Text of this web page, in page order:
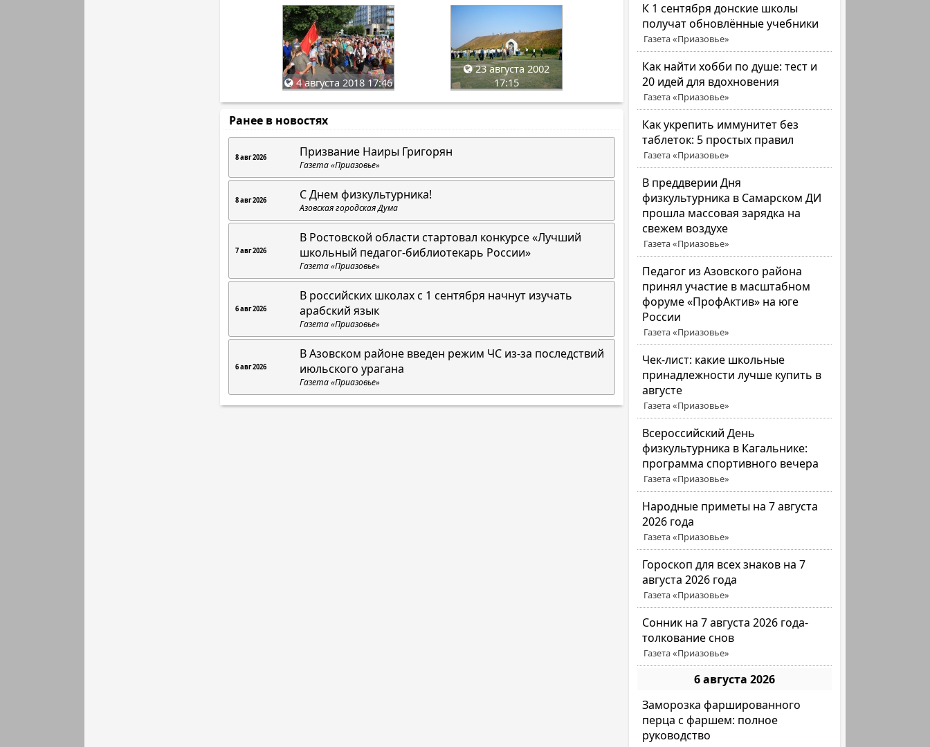
К 1 сентября донские школы
получат обновлённые учебники
Газета «Приазовье»
Как найти хобби по душе: тест и
20 идей для вдохновения
Газета «Приазовье»
Как укрепить иммунитет без
таблеток: 5 простых правил
Газета «Приазовье»
В преддверии Дня
физкультурника в Самарском ДИ
прошла массовая зарядка на
свежем воздухе
Газета «Приазовье»
Педагог из Азовского района
принял участие в масштабном
форуме «ПрофАктив» на юге
России
Газета «Приазовье»
Чек-лист: какие школьные
принадлежности лучше купить в
августе
Газета «Приазовье»
Всероссийский День
физкультурника в Кагальнике:
программа спортивного вечера
Газета «Приазовье»
Народные приметы на 7 августа
2026 года
Газета «Приазовье»
Гороскоп для всех знаков на 7
августа 2026 года
Газета «Приазовье»
Сонник на 7 августа 2026 года-
толкование снов
Газета «Приазовье»
6 августа 2026
Заморозка фаршированного
перца с фаршем: полное
руководство
4 августа 2018 17:46
23 августа 2002
17:15
Ранее в новостях
8 авг 2026 Призвание Наиры Григорян
Газета «Приазовье»
8 авг 2026 C Днем физкультурника!
Азовская городская Дума
7 авг 2026
В Ростовской области стартовал конкурсе «Лучший
школьный педагог-библиотекарь России»
Газета «Приазовье»
6 авг 2026
В российских школах с 1 сентября начнут изучать
арабский язык
Газета «Приазовье»
6 авг 2026
В Азовском районе введен режим ЧС из-за последствий
июльского урагана
Газета «Приазовье»